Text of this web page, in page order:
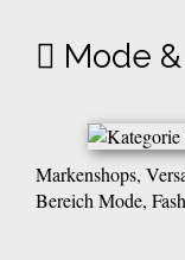
Mode
Markenshops,
Bereich Mode,